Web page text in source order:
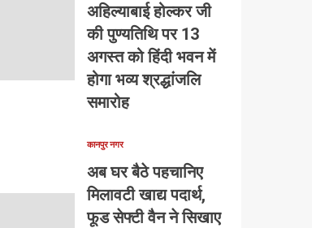
अहिल्याबाई होल्कर जी
की पुण्यतिथि पर 13
अगस्त को हिंदी भवन में
होगा भव्य श्रद्धांजलि
समारोह
कानपुर नगर
अब घर बैठे पहचानिए
मिलावटी खाद्य पदार्थ,
फूड सेफ्टी वैन ने सिखाए